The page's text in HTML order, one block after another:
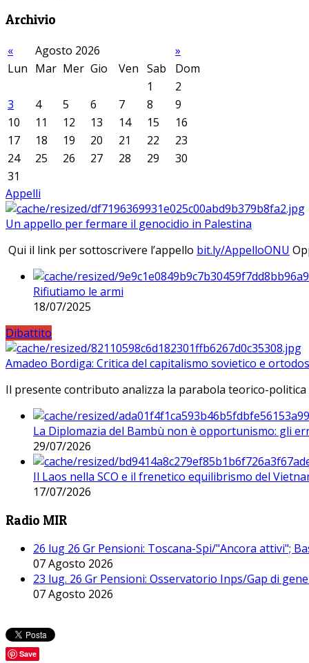
Archivio
« Agosto 2026
»
Lun Mar Mer Gio Ven Sab
Dom
1
2
3
4 5 6 7 8
9
10
11 12 13 14 15
16
17
18 19 20 21 22
23
24
25 26 27 28 29
30
31
Appelli
Un appello per fermare il genocidio in Palestina
Qui il link per sottoscrivere l’appello bit.ly/AppelloONU
Rifiutiamo le armi
18/07/2025
Dibattito
Amadeo Bordiga: Critica del capitalismo sovietico e
Il presente contributo analizza la parabola teorico-
La Diplomazia del Bambù non è opportunismo: gli
29/07/2026
Il Laos nella SCO e il frenetico equilibrismo del
17/07/2026
Radio MIR
26 lug 26 Gr Pensioni: Toscana-Spi/"Ancora attivi";
07 Agosto 2026
23 lug. 26 Gr Pensioni: Osservatorio Inps/Gap di
07 Agosto 2026
Save